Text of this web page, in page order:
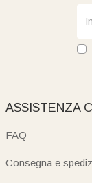
ASSISTENZA
FAQ
Consegna e